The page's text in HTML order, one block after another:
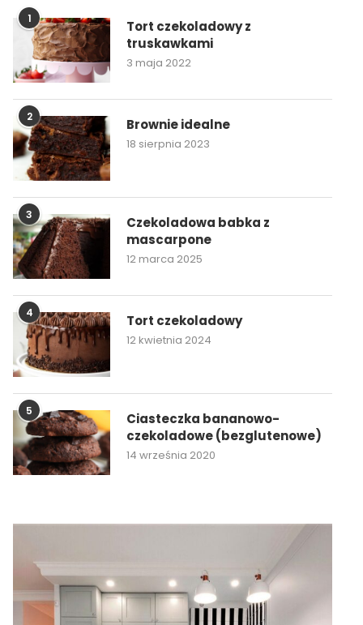
1
Tort czekoladowy z
truskawkami
3 maja 2022
2 Brownie idealne
18 sierpnia 2023
3
Czekoladowa babka z
mascarpone
12 marca 2025
4 Tort czekoladowy
12 kwietnia 2024
5
Ciasteczka bananowo-
czekoladowe (bezglutenowe)
14 września 2020